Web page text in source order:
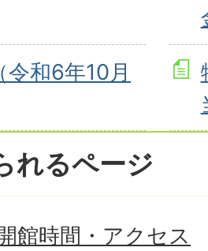
令和6年10月
れるページ
館時間・アクセス